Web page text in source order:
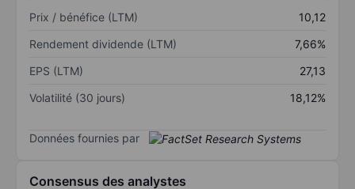
Prix / bénéfice (LTM)
10,12
Rendement dividende (LTM)
7,66%
EPS (LTM)
27,13
Volatilité (30 jours)
18,12%
Données fournies par
Consensus des analystes